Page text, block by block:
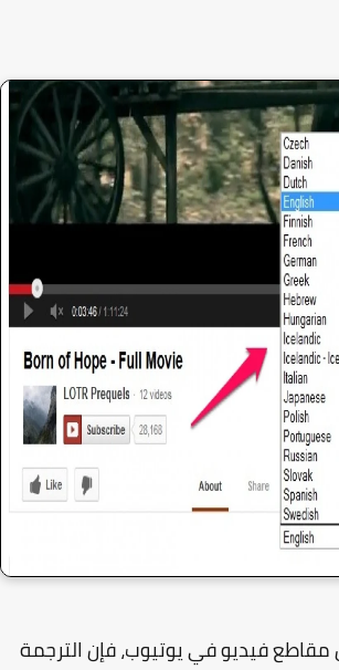
فيديو في يوتيوب، فإن الترجمة